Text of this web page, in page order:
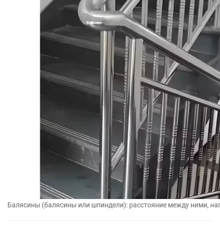
Балясины (балясины или шпиндели): расстояние между ними,